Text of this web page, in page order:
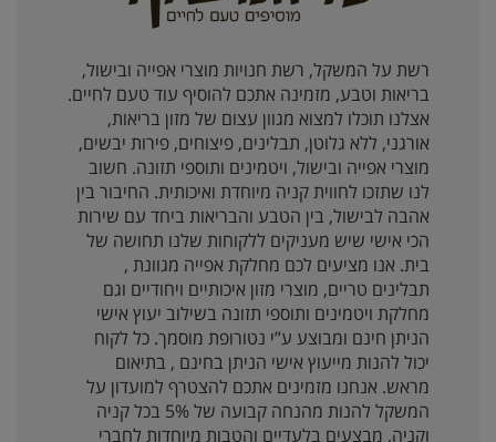
רשת על המשקל, רשת חנויות מוצרי אפייה ובישול,
בריאות וטבע, מזמינה אתכם להוסיף עוד טעם לחיים.
אצלנו תוכלו למצוא מגוון עצום של מזון בריאות,
אורגני, ללא גלוטן, תבלינים, פיצוחים, פירות יבשים,
מוצרי אפייה ובישול, ויטמינים ותוספי תזונה. חשוב
לנו שתזכו לחווית קניה מיוחדת ואיכותית. החיבור בין
אהבה לבישול, בין הטבע והבריאות ביחד עם שירות
הכי אישי שיש מעניקים ללקוחות שלנו תחושה של
בית. אנו מציעים לכם מחלקת אפייה מגוונת ,
תבלינים טריים, מוצרי מזון איכותיים ויחודיים וגם
מחלקת ויטמינים ותוספי תזונה בשילוב יעוץ אישי
הניתן חינם ומבוצע ע”י נטורופת מוסמך. כל לקוח
יכול להנות מייעוץ אישי הניתן בחינם , בתיאום
מראש. אנחנו מזמינים אתכם להצטרף למועדון על
המשקל להנות מהנחה קבועה של 5% בכל קניה
וקניה, מבצעים בלעדיים והטבות מיוחדות לחברי